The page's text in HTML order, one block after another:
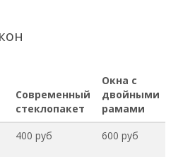
Современный
стеклопакет
Окна с
двойными
рамами
400 руб 600 руб